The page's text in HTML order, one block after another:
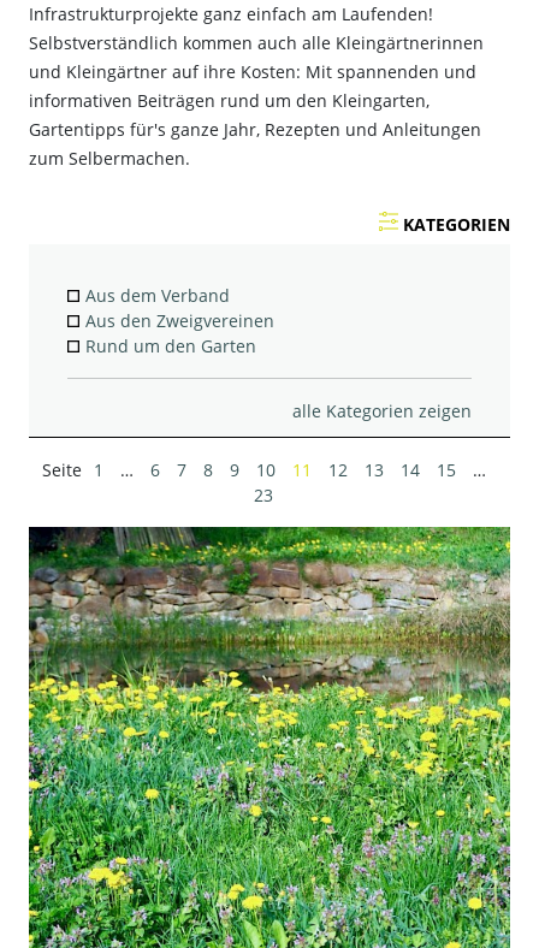
Infrastrukturprojekte ganz einfach am Laufenden!
Selbstverständlich kommen auch alle Kleingärtnerinnen
und Kleingärtner auf ihre Kosten: Mit spannenden und
informativen Beiträgen rund um den Kleingarten,
Gartentipps für's ganze Jahr, Rezepten und Anleitungen
zum Selbermachen.
KATEGORIEN
Aus dem Verband
Aus den Zweigvereinen
Rund um den Garten
alle Kategorien zeigen
1 … 6 7 8 9 10 11 12 13 14 15
…
23